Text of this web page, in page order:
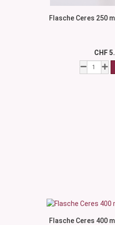
Flasche Ceres 250
CHF
Flasche Ceres 400